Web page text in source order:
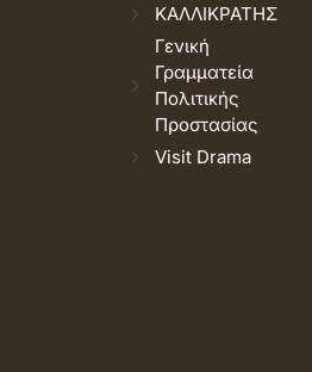
ΚΑΛΛΙΚΡΑΤΗΣ
Γενική
Γραμματεία
Πολιτικής
Προστασίας
Visit Drama